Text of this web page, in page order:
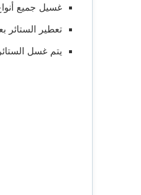
غسيل جميع
تعطير الستائر
يتم غسل